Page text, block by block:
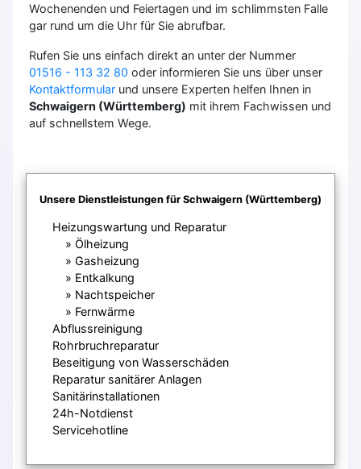
Wochenenden und Feiertagen und im schlimmsten Falle
gar rund um die Uhr für Sie abrufbar.
Rufen Sie uns einfach direkt an unter der Nummer
01516 - 113 32 80 oder informieren Sie uns über unser
Kontaktformular und unsere Experten helfen Ihnen in
Schwaigern (Württemberg) mit ihrem Fachwissen und
auf schnellstem Wege.
Unsere Dienstleistungen für Schwaigern (Württemberg)
Heizungswartung und Reparatur
Ölheizung
Gasheizung
Entkalkung
Nachtspeicher
Fernwärme
Abflussreinigung
Rohrbruchreparatur
Beseitigung von Wasserschäden
Reparatur sanitärer Anlagen
Sanitärinstallationen
24h-Notdienst
Servicehotline